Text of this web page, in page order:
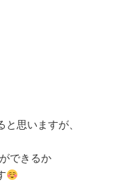
思いますが、
できるか